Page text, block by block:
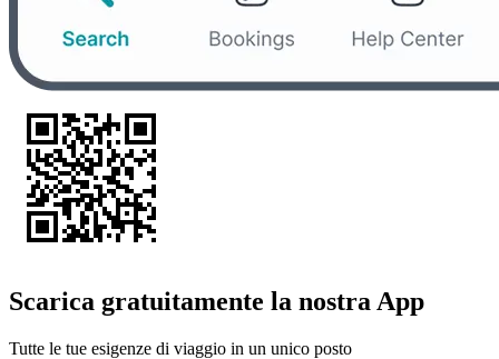
Scarica gratuitamente la nostra App
Tutte le tue esigenze di viaggio in un unico posto